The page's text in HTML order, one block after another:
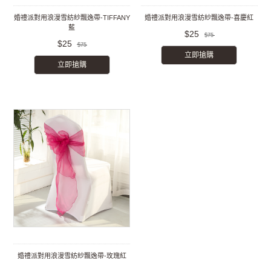
婚禮派對用浪漫雪紡紗飄逸帶-TIFFANY
藍
$25 $75
立即搶購
婚禮派對用浪漫雪紡紗飄逸帶-喜慶紅
$25 $75
立即搶購
婚禮派對用浪漫雪紡紗飄逸帶-玫瑰紅